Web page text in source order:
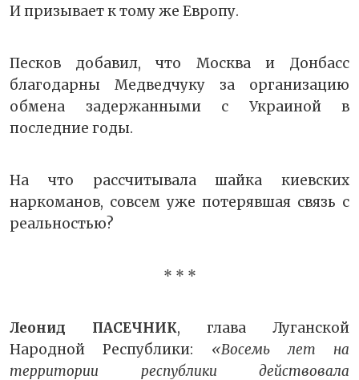
И призывает к тому же Европу.
Песков добавил, что Москва и Донбасс
благодарны Медведчуку за организацию
обмена задержанными с Украиной в
последние годы.
На что рассчитывала шайка киевских
наркоманов, совсем уже потерявшая связь с
реальностью?
* * *
Леонид ПАСЕЧНИК, глава Луганской
Народной Республики: «Восемь лет на
территории республики действовала